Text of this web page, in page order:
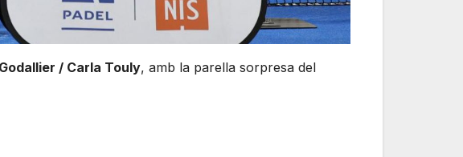
/ Carla Touly, amb la parella sorpresa del